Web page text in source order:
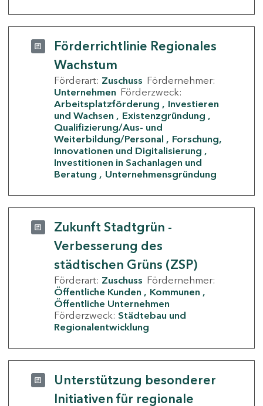
Förderrichtlinie Regionales
Wachstum
Förderart: Zuschuss Fördernehmer:
Unternehmen Förderzweck:
Arbeitsplatzförderung
Investieren
und Wachsen
Existenzgründung
Qualifizierung/Aus- und
Weiterbildung/Personal
Forschung,
Innovationen und Digitalisierung
Investitionen in Sachanlagen und
Beratung
Unternehmensgründung
Zukunft Stadtgrün -
Verbesserung des
städtischen Grüns (ZSP)
Förderart: Zuschuss Fördernehmer:
Öffentliche Kunden
Kommunen
Öffentliche Unternehmen
Förderzweck: Städtebau und
Regionalentwicklung
Unterstützung besonderer
Initiativen für regionale